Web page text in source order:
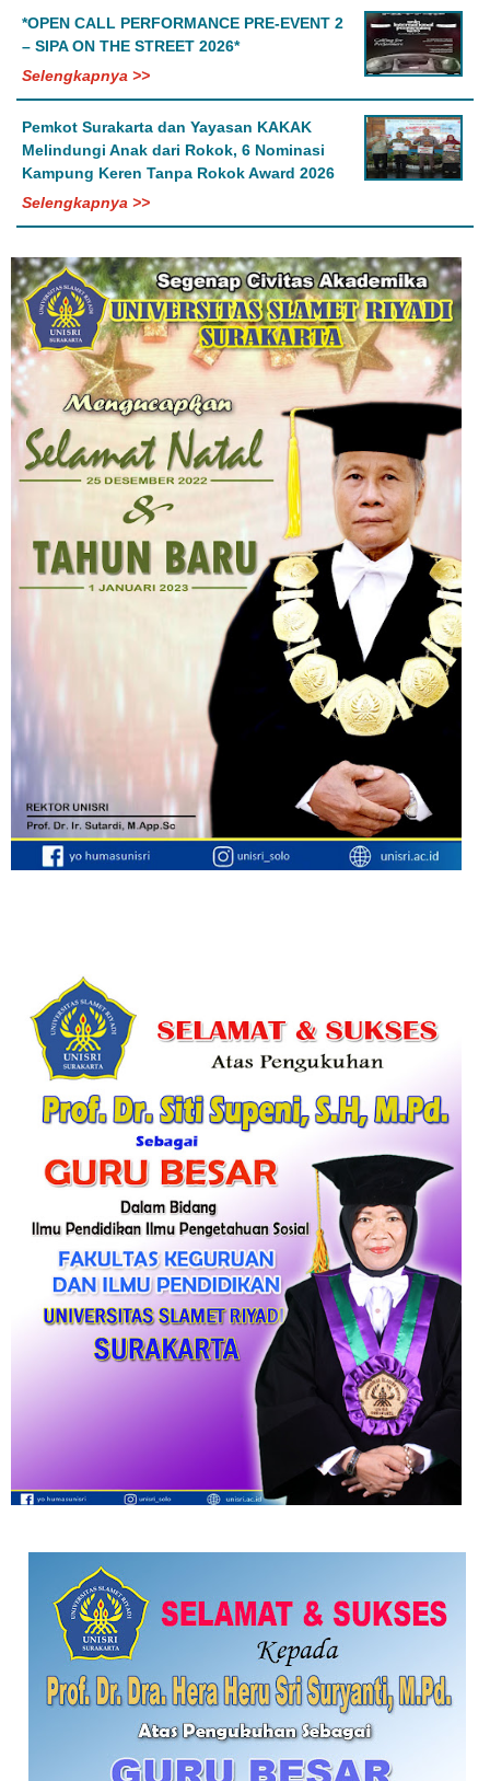
*OPEN CALL PERFORMANCE PRE-EVENT 2
– SIPA ON THE STREET 2026*
Selengkapnya >>
Pemkot Surakarta dan Yayasan KAKAK
Melindungi Anak dari Rokok, 6 Nominasi
Kampung Keren Tanpa Rokok Award 2026
Selengkapnya >>